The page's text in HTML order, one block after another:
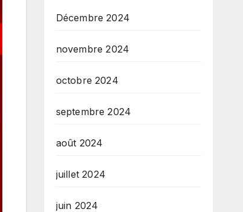
Décembre 2024
novembre 2024
octobre 2024
septembre 2024
août 2024
juillet 2024
juin 2024